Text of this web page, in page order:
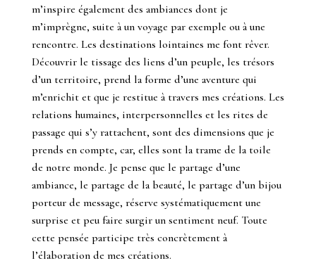
m’inspire également des ambiances dont je
m’imprègne, suite à un voyage par exemple ou à une
rencontre. Les destinations lointaines me font rêver.
Découvrir le tissage des liens d’un peuple, les trésors
d’un territoire, prend la forme d’une aventure qui
m’enrichit et que je restitue à travers mes créations. Les
relations humaines, interpersonnelles et les rites de
passage qui s’y rattachent, sont des dimensions que je
prends en compte, car, elles sont la trame de la toile
de notre monde. Je pense que le partage d’une
ambiance, le partage de la beauté, le partage d’un bijou
porteur de message, réserve systématiquement une
surprise et peu faire surgir un sentiment neuf. Toute
cette pensée participe très concrètement à
l’élaboration de mes créations.